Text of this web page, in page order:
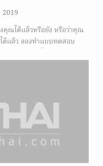
ณได้แล้วหรือยัง หรือว่าคุณ
ด้แล้ว ลองทำแบบทดสอบ